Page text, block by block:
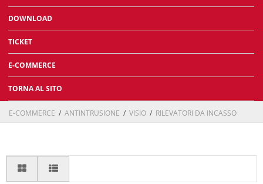
DOWNLOAD
TICKET
E-COMMERCE
TORNA AL SITO
E-COMMERCE / ANTINTRUSIONE / VISIO / RILEVATORI DA INCASSO